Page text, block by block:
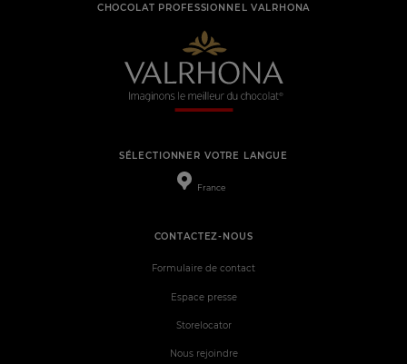
CHOCOLAT PROFESSIONNEL VALRHONA
SÉLECTIONNER VOTRE LANGUE
France
CONTACTEZ-NOUS
Formulaire de contact
Espace presse
Storelocator
Nous rejoindre